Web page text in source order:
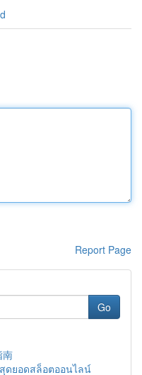
Report Page
Go
南
ดยอดสล็อตออนไลน์